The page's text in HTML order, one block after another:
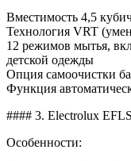
Вместимость 4,5
Технология VRT
12 режимов мытья,
детской одежды
Опция самоочистки
Функция
#### 3. Electrolux
Особенности: